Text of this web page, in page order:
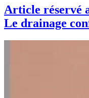
Article réservé
Le drainage